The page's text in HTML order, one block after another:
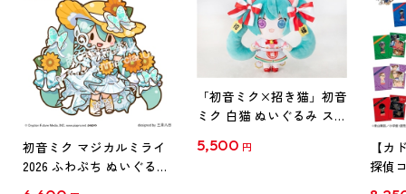
初音ミク マジカルミライ
2026 ふわぷち ぬいぐるみ
「初音ミク×招き猫」初音
ミク 白猫 ぬいぐるみ スタ
5,500 円
【カ
探偵